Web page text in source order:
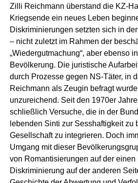
Zilli Reichmann überstand die KZ-
Kriegsende ein neues Leben
Diskriminierungen setzten sich in
– nicht zuletzt im Rahmen der
„Wiedergutmachung“, aber ebenso
Bevölkerung. Die juristische
durch Prozesse gegen NS-Täter, in
Reichmann als Zeugin befragt
unzureichend. Seit den 1970er
schließlich Versuche, die in der
lebenden Sinti zur Sesshaftigkeit zu
Gesellschaft zu integrieren. Doch
Umgang mit dieser
von Romantisierungen auf der einen
Diskriminierung auf der anderen